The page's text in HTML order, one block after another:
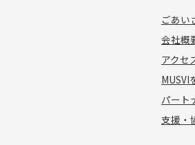
ごあい
会社概
アクセ
MUSVI
パート
支援・